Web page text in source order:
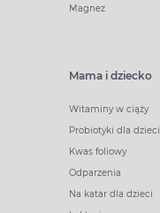
Magnez
Mama i dziecko
Witaminy w ciąży
Probiotyki dla dzieci
Kwas foliowy
Odparzenia
Na katar dla dzieci